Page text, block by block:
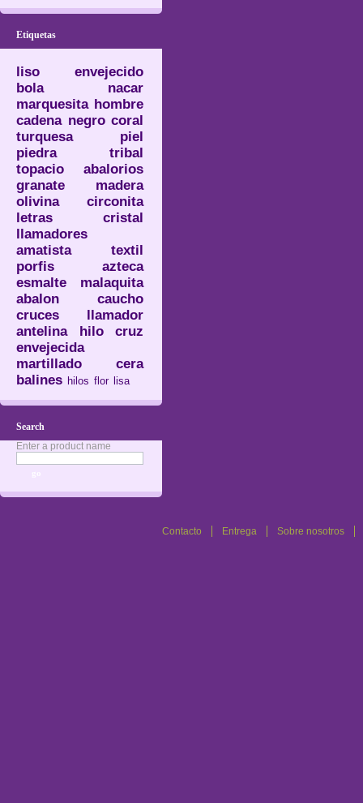
Etiquetas
liso
envejecido
bola
nacar
marquesita hombre
cadena negro coral
turquesa
piel
piedra
tribal
topacio
abalorios
granate
madera
olivina
circonita
letras
cristal
llamadores
amatista
textil
porfis
azteca
esmalte
malaquita
abalon
caucho
cruces
llamador
antelina
hilo
cruz
envejecida
martillado
cera
balines hilos flor lisa
Search
Enter a product name
Contacto Entrega Sobre nosotros